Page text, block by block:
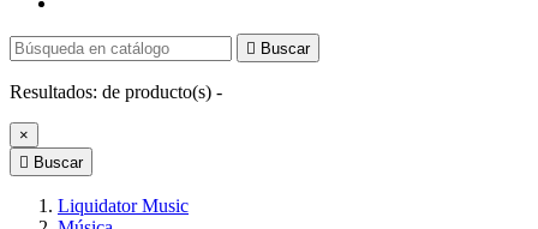
 Buscar
Resultados: de producto(s) -
×
 Buscar
Liquidator Music